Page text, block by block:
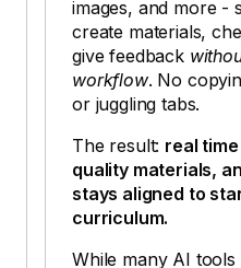
images, and more -
create materials,
give feedback
workflow. No
or juggling tabs.
The result: real
quality materials,
stays aligned to
curriculum.
While many AI tools